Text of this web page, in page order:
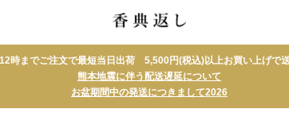
グギフト
アクタス
ディーンアンドデル
時までご注文で最短当日出荷 5,500円(税込)以上お買い上げで送
熊本地震に伴う配送遅延について
お盆期間中の発送につきまして2026